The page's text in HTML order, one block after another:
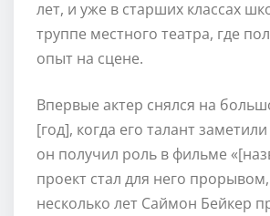
лет, и уже в старших классах
труппе местного театра, где
опыт на сцене.
Впервые актер снялся на
[год], когда его талант
он получил роль в фильме
проект стал для него
несколько лет Саймон Бейкер